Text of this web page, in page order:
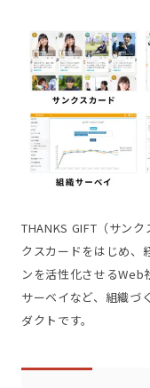
THANKS GIFT（サン
クスカードをはじめ、
ンを活性化させるWeb
サーベイなど、組織づ
ダクトです。